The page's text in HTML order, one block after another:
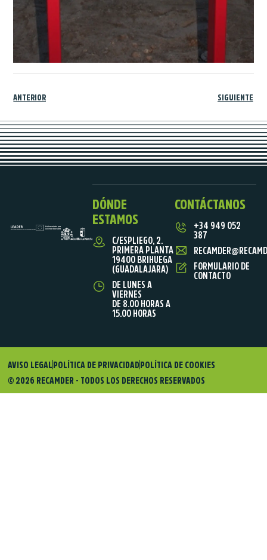
ANTERIOR SIGUIENTE
DÓNDE
ESTAMOS
C/ESPLIEGO, 2.
PRIMERA PLANTA
19400 BRIHUEGA
(GUADALAJARA)
DE LUNES A
VIERNES
DE 8.00 HORAS A
15.00 HORAS
CONTÁCTANOS
+34 949 052
387
FORMULARIO DE
CONTACTO
© 2026 RECAMDER - TODOS LOS DERECHOS RESERVADOS
AVISO LEGAL POLÍTICA DE PRIVACIDAD POLÍTICA DE COOKIES